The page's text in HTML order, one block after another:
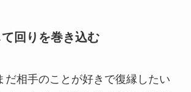
回りを巻き込む
だ相手のことが好きで復縁したい